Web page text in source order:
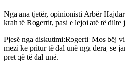
Nga ana tjetër, opinionisti Arbër
krah të Rogertit, pasi e lejoi atë të dilte
Pjesë nga diskutimi:Rogerti: Mos bëj
mezi ke pritur të dal unë nga dera, se
pret që të dal unë.